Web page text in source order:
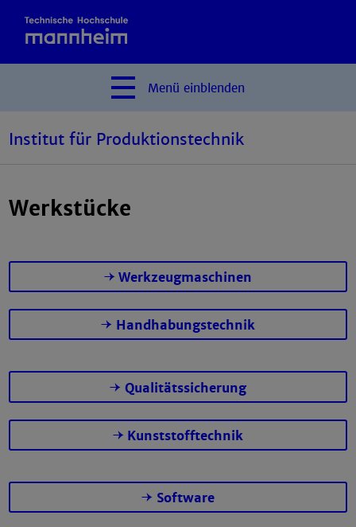
Menü einblenden
Institut für Produktionstechnik
Werkstücke
Werkzeugmaschinen
Handhabungstechnik
Qualitätssicherung
Kunststofftechnik
Software